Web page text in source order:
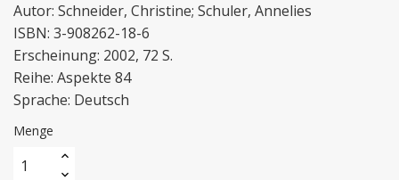
Autor: Schneider, Christine; Schuler, Annelies
ISBN: 3-908262-18-6
Erscheinung: 2002, 72 S.
Reihe: Aspekte 84
Sprache: Deutsch
Menge